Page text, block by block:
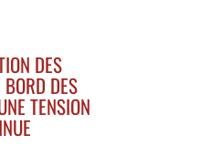
DES
DES
TENSION